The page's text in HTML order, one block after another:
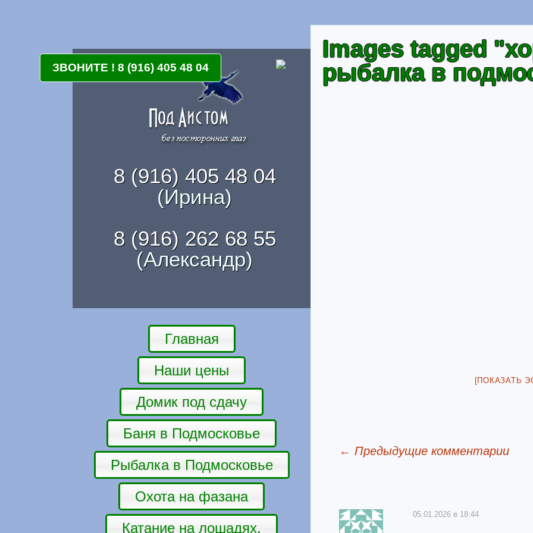
8 (916) 405 48 04
(Ирина)
8 (916) 262 68 55
(Александр)
Главная
Наши цены
Домик под сдачу
Баня в Подмосковье
Рыбалка в Подмосковье
Охота на фазана
Катание на лошадях.
Images tagged
рыбалка в
[ПОКАЗАТЬ
← Предыдущие комментарии
05.01.2026 в 18:44
ЗВОНИТЕ ! 8 (916) 405 48 04